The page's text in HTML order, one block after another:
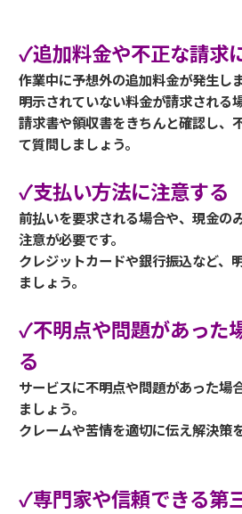
✓追加料金や不正な請求
作業中に予想外の追加料金が発生しま
明示されていない料金が請求される
請求書や領収書をきちんと確認し、
て質問しましょう。
✓支払い方法に注意する
前払いを要求される場合や、現金の
注意が必要です。
クレジットカードや銀行振込など、
ましょう。
✓不明点や問題があった
る
サービスに不明点や問題があった場
ましょう。
クレームや苦情を適切に伝え解決策
✓専門家や信頼できる第